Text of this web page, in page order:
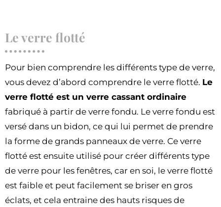
Le verre flotté
Pour bien comprendre les différents type de verre,
vous devez d’abord comprendre le verre flotté. Le
verre flotté est un verre cassant ordinaire
fabriqué à partir de verre fondu. Le verre fondu est
versé dans un bidon, ce qui lui permet de prendre
la forme de grands panneaux de verre. Ce verre
flotté est ensuite utilisé pour créer différents type
de verre pour les fenêtres, car en soi, le verre flotté
est faible et peut facilement se briser en gros
éclats, et cela entraine des hauts risques de